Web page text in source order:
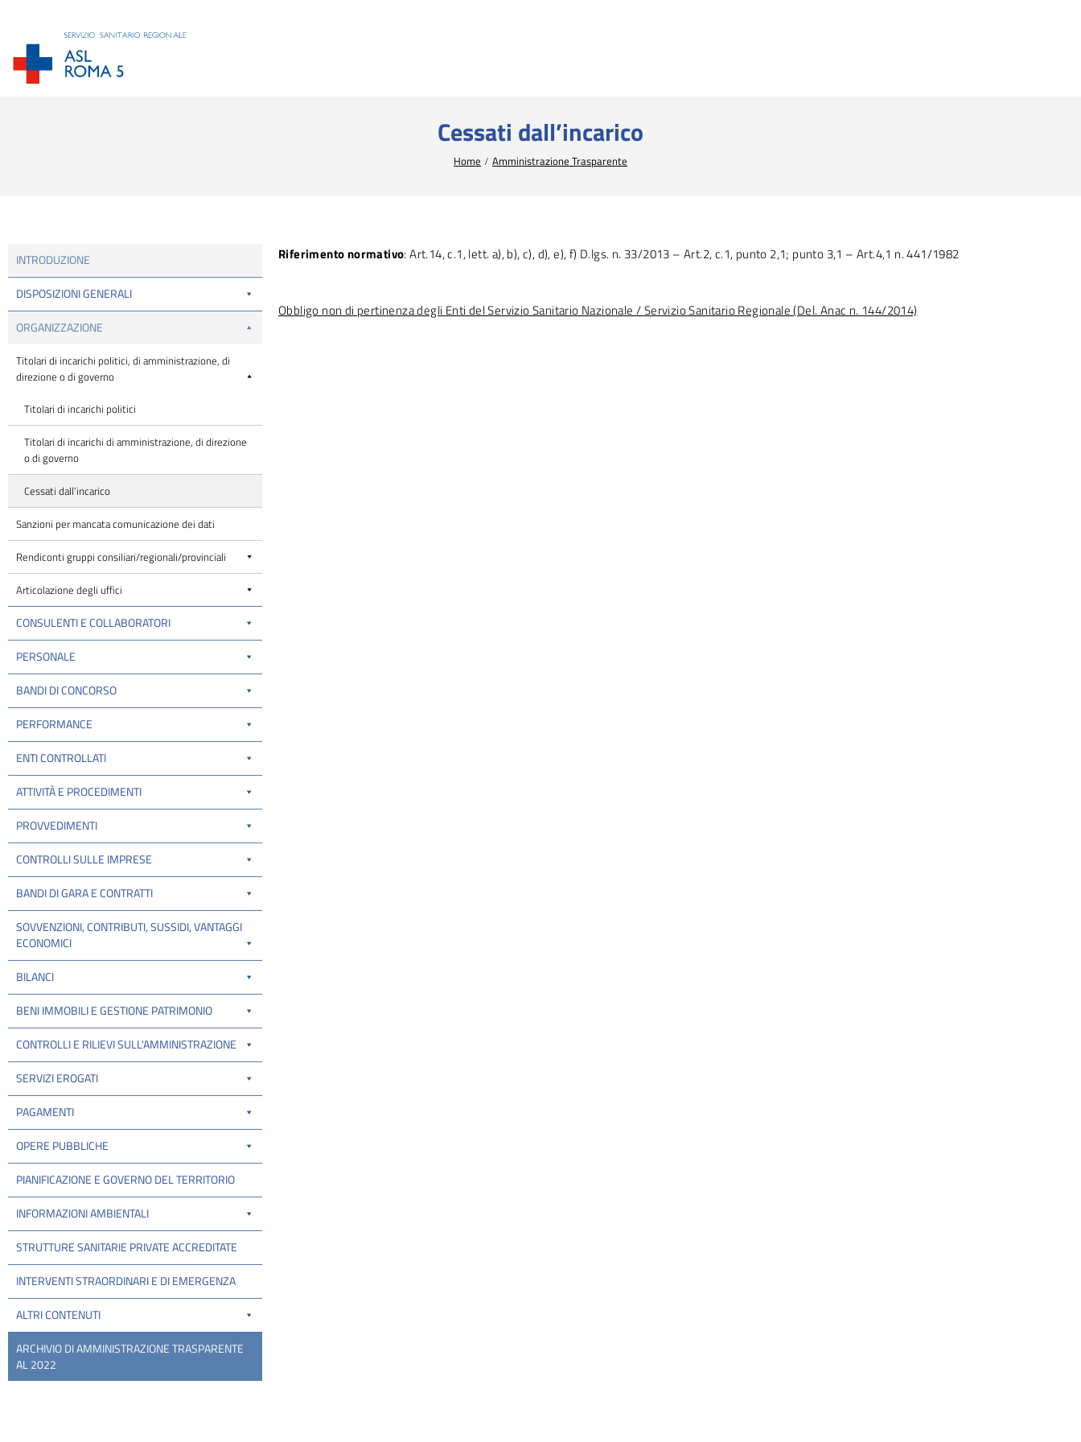
Cessati dall’incarico
Home Amministrazione Trasparente
INTRODUZIONE
DISPOSIZIONI GENERALI
ORGANIZZAZIONE
Titolari di incarichi politici, di amministrazione, di
direzione o di governo
Titolari di incarichi politici
Titolari di incarichi di amministrazione, di direzione
o di governo
Cessati dall’incarico
Sanzioni per mancata comunicazione dei dati
Rendiconti gruppi consiliari/regionali/provinciali
Articolazione degli uffici
CONSULENTI E COLLABORATORI
PERSONALE
BANDI DI CONCORSO
PERFORMANCE
ENTI CONTROLLATI
ATTIVITÀ E PROCEDIMENTI
PROVVEDIMENTI
CONTROLLI SULLE IMPRESE
BANDI DI GARA E CONTRATTI
SOVVENZIONI, CONTRIBUTI, SUSSIDI, VANTAGGI
ECONOMICI
BILANCI
BENI IMMOBILI E GESTIONE PATRIMONIO
CONTROLLI E RILIEVI SULL'AMMINISTRAZIONE
SERVIZI EROGATI
PAGAMENTI
OPERE PUBBLICHE
PIANIFICAZIONE E GOVERNO DEL TERRITORIO
INFORMAZIONI AMBIENTALI
STRUTTURE SANITARIE PRIVATE ACCREDITATE
INTERVENTI STRAORDINARI E DI EMERGENZA
ALTRI CONTENUTI
ARCHIVIO DI AMMINISTRAZIONE TRASPARENTE
AL 2022
Riferimento normativo: Art.14, c.1, lett. a), b), c), d), e), f) D.lgs. n. 33/2013 – Art.2, c.1, punto 2,1; punto 3,1 – Art.4,1 n. 441/1982
Obbligo non di pertinenza degli Enti del Servizio Sanitario Nazionale / Servizio Sanitario Regionale (Del. Anac n. 144/2014)